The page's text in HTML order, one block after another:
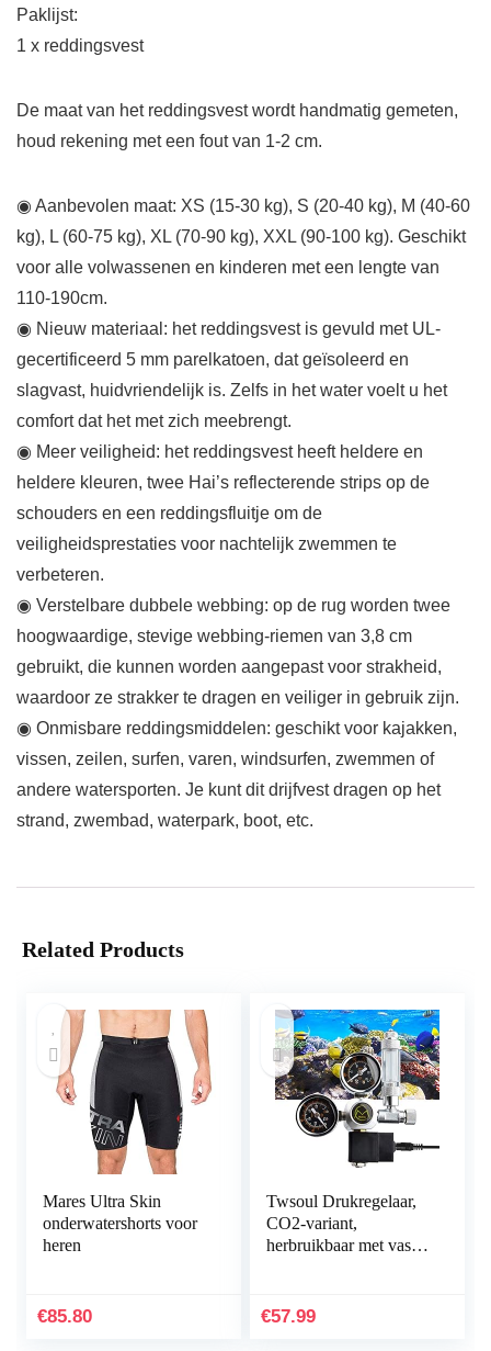
Paklijst:
1 x reddingsvest
De maat van het reddingsvest wordt handmatig gemeten,
houd rekening met een fout van 1-2 cm.
◉ Aanbevolen maat: XS (15-30 kg), S (20-40 kg), M (40-60
kg), L (60-75 kg), XL (70-90 kg), XXL (90-100 kg). Geschikt
voor alle volwassenen en kinderen met een lengte van
110-190cm.
◉ Nieuw materiaal: het reddingsvest is gevuld met UL-
gecertificeerd 5 mm parelkatoen, dat geïsoleerd en
slagvast, huidvriendelijk is. Zelfs in het water voelt u het
comfort dat het met zich meebrengt.
◉ Meer veiligheid: het reddingsvest heeft heldere en
heldere kleuren, twee Hai’s reflecterende strips op de
schouders en een reddingsfluitje om de
veiligheidsprestaties voor nachtelijk zwemmen te
verbeteren.
◉ Verstelbare dubbele webbing: op de rug worden twee
hoogwaardige, stevige webbing-riemen van 3,8 cm
gebruikt, die kunnen worden aangepast voor strakheid,
waardoor ze strakker te dragen en veiliger in gebruik zijn.
◉ Onmisbare reddingsmiddelen: geschikt voor kajakken,
vissen, zeilen, surfen, varen, windsurfen, zwemmen of
andere watersporten. Je kunt dit drijfvest dragen op het
strand, zwembad, waterpark, boot, etc.
Related Products
Mares Ultra Skin
onderwatershorts voor
heren
€85.80
Twsoul Drukregelaar,
CO2-variant,
herbruikbaar met vast
terugslagklep,
€57.99